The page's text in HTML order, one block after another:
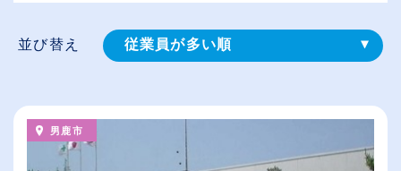
並び替え 従業員が多い順
（⾼卒の給与を基準）
男鹿市